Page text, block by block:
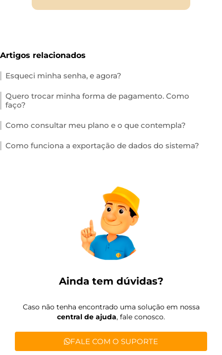
Artigos relacionados
Esqueci minha senha, e agora?
Quero trocar minha forma de pagamento. Como
faço?
Como consultar meu plano e o que contempla?
Como funciona a exportação de dados do sistema?
Ainda tem dúvidas?
Caso não tenha encontrado uma solução em nossa
central de ajuda, fale conosco.
FALE COM O SUPORTE